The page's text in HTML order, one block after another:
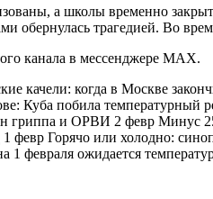
а школы временно
обернулась трагедией. Во
канала в мессенджере MAX.
качели: когда в Москве
Куба побила
гриппа и ОРВИ 2 февр Минус
февр Горячо или холодно:
февраля ожидается